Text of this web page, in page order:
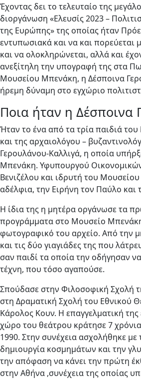
Έχοντας δει το τελευταίο της
διοργάνωση «Ελευσίς 2023 –
της Ευρώπης» της οποίας ήταν
εντυπωσιακά και να και πορεύεται
και να ολοκληρώνεται, αλλά και
ανεξίτηλη την υπογραφή της στα
Μουσείου Μπενάκη, η Δέσποινα
ήρεμη δύναμη στο εγχώριο
Ποια ήταν η Δέσποινα
Ήταν το ένα από τα τρία παιδιά
και της αρχαιολόγου –
Γερουλάνου-Καλλιγά, η οποία
Μπενάκη. Υφυπουργού
Βενιζέλου και ιδρυτή του
αδέλφια, την Ειρήνη τον Παύλο και
Η ίδια της η μητέρα οργάνωσε τα
προγράμματα στο Μουσείο
φωτογραφικό του αρχείο. Από την
και τις δύο γιαγιάδες της που
σαν παιδί τα οποία την οδήγησαν
τέχνη, που τόσο αγαπούσε.
Σπούδασε στην Φιλοσοφική Σχολή
στη Δραματική Σχολή του Εθνικού
Κάρολος Κουν. Η επαγγελματική
χώρο του θεάτρου κράτησε 7
1990. Στην συνέχεια ασχολήθηκε
δημιουργία κοσμημάτων και την
την απόφαση να κάνει την πρώτη
στην Αθήνα ,συνέχεια της οποίας